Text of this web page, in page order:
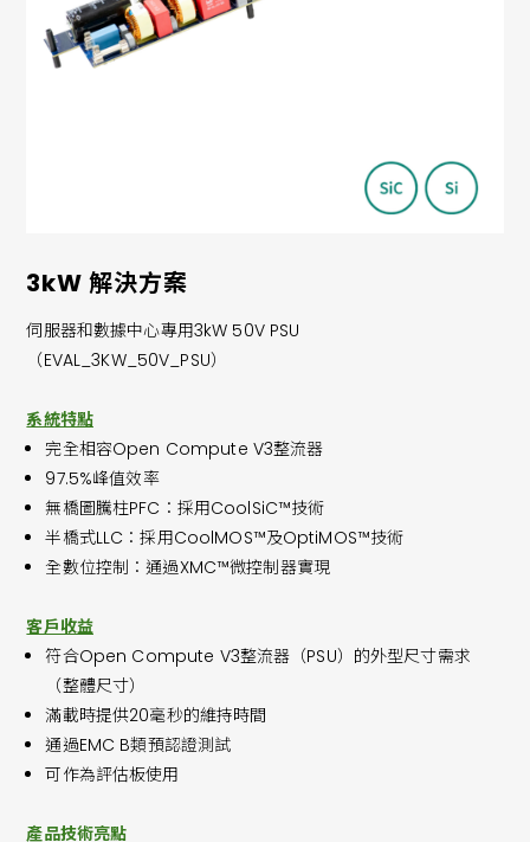
3kW 解決方案
伺服器和數據中心專用3kW 50V PSU
（EVAL_3KW_50V_PSU）
系統特點
完全相容Open Compute V3整流器
97.5%峰值效率
無橋圖騰柱PFC：採用CoolSiC™技術
半橋式LLC：採用CoolMOS™及OptiMOS™技術
全數位控制：通過XMC™微控制器實現
客戶收益
符合Open Compute V3整流器（PSU）的外型尺寸需求
（整體尺寸）
滿載時提供20毫秒的維持時間
通過EMC B類預認證測試
可作為評估板使用
產品技術亮點